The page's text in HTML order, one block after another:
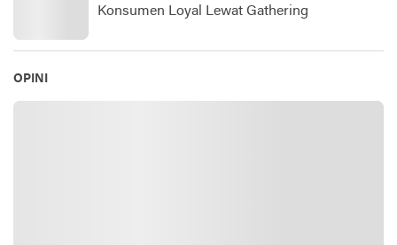
Konsumen Loyal Lewat Gathering
OPINI